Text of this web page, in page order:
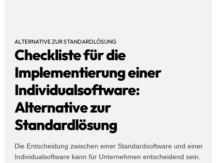
ALTERNATIVE ZUR STANDARDLÖSUNG
Checkliste für die
Implementierung einer
Individualsoftware:
Alternative zur
Standardlösung
Die Entscheidung zwischen einer Standardsoftware und einer
Individualsoftware kann für Unternehmen entscheidend sein.